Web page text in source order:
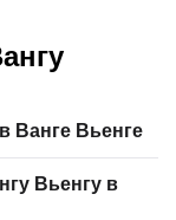
Ванге Вьенге
Вьенгу в